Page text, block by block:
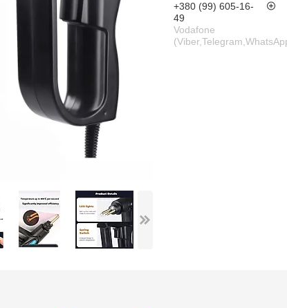
+380 (99) 605-16-
49
Vodafone